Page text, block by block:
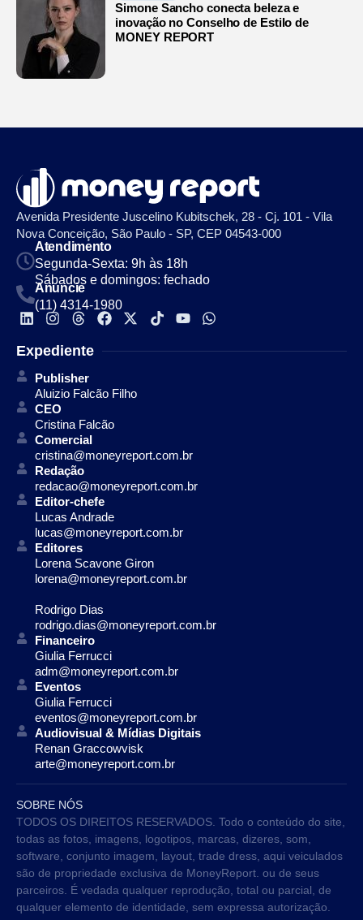
Simone Sancho conecta beleza e
inovação no Conselho de Estilo de
MONEY REPORT
Avenida Presidente Juscelino Kubitschek, 28 - Cj. 101 - Vila
Nova Conceição, São Paulo - SP, CEP 04543-000
Atendimento
Segunda-Sexta: 9h às 18h
Sábados e domingos: fechado
Anuncie
(11) 4314-1980
Expediente
Publisher
Aluizio Falcão Filho
CEO
Cristina Falcão
Comercial
cristina@moneyreport.com.br
Redação
redacao@moneyreport.com.br
Editor-chefe
Lucas Andrade
lucas@moneyreport.com.br
Editores
Lorena Scavone Giron
lorena@moneyreport.com.br
Rodrigo Dias
rodrigo.dias@moneyreport.com.br
Financeiro
Giulia Ferrucci
adm@moneyreport.com.br
Eventos
Giulia Ferrucci
eventos@moneyreport.com.br
Audiovisual & Mídias Digitais
Renan Graccowvisk
arte@moneyreport.com.br
SOBRE NÓS
TODOS OS DIREITOS RESERVADOS. Todo o conteúdo do site,
todas as fotos, imagens, logotipos, marcas, dizeres, som,
software, conjunto imagem, layout, trade dress, aqui veiculados
são de propriedade exclusiva de MoneyReport. ou de seus
parceiros. É vedada qualquer reprodução, total ou parcial, de
qualquer elemento de identidade, sem expressa autorização.